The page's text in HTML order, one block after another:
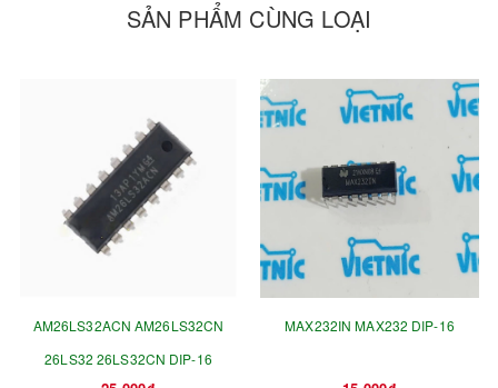
SẢN PHẨM CÙNG LOẠI
AM26LS32ACN AM26LS32CN
26LS32 26LS32CN DIP-16
MAX232IN MAX232 DIP-16